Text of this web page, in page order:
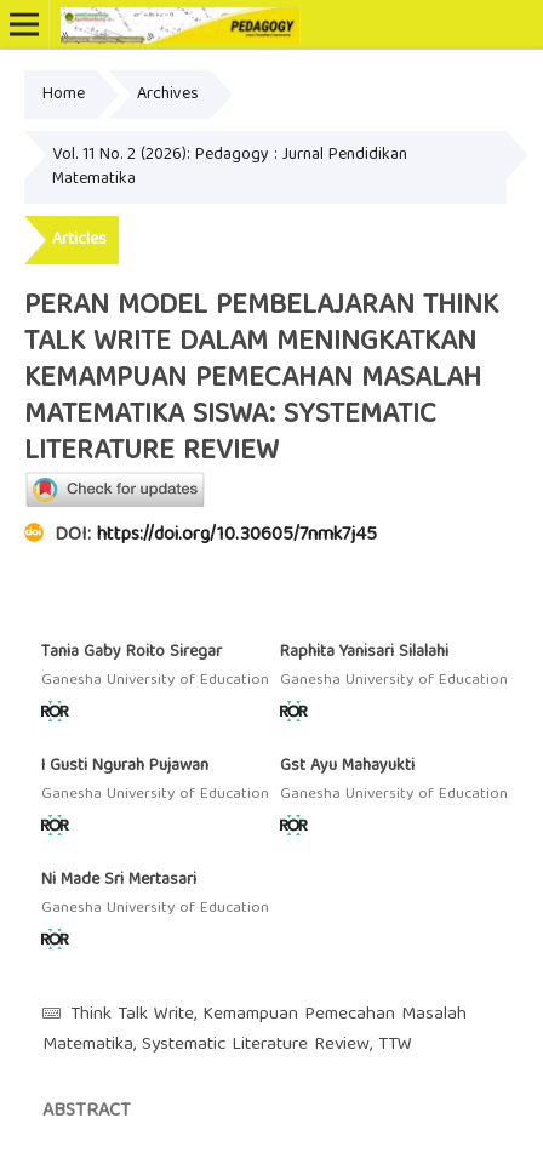
Home Archives
Vol. 11 No. 2 (2026): Pedagogy : Jurnal Pendidikan
Matematika
Articles
PERAN MODEL PEMBELAJARAN THINK
TALK WRITE DALAM MENINGKATKAN
KEMAMPUAN PEMECAHAN MASALAH
MATEMATIKA SISWA: SYSTEMATIC
LITERATURE REVIEW
DOI:https://doi.org/10.30605/7nmk7j45
Tania Gaby Roito Siregar
Ganesha University of Education
Raphita Yanisari Silalahi
Ganesha University of Education
I Gusti Ngurah Pujawan
Ganesha University of Education
Gst Ayu Mahayukti
Ganesha University of Education
Ni Made Sri Mertasari
Ganesha University of Education
Think Talk Write, Kemampuan Pemecahan Masalah
Matematika, Systematic Literature Review, TTW
ABSTRACT